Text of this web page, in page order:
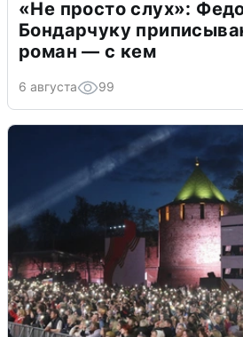
«Не просто слух»:
Бондарчуку
роман — с кем
6 августа 99